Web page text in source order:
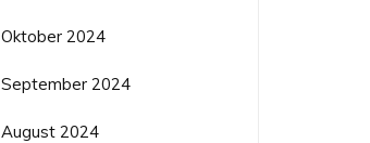
Oktober 2024
September 2024
August 2024